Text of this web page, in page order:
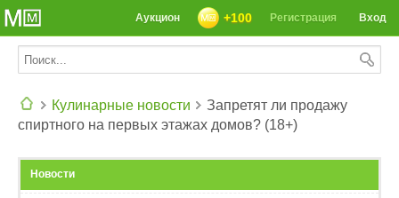
Вход
Регистрация
+100
Аукцион
Кулинарные новости
Запретят ли продажу
спиртного на первых этажах домов? (18+)
Новости